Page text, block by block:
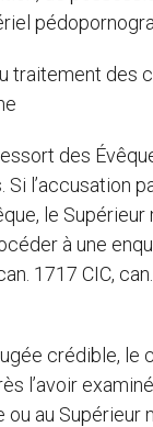
traitement des
des
Si l’accusation
le
à une
1717 CIC,
crédible, le
l’avoir
ou au Supérieur